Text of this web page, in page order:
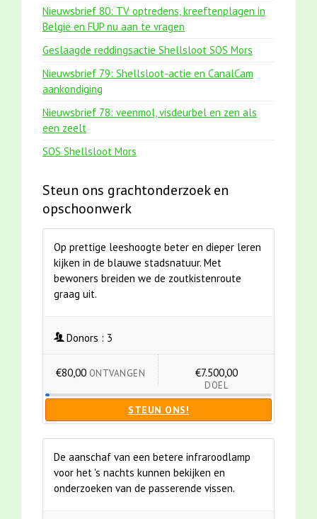
Nieuwsbrief 80: TV optredens, kreeftenplagen in
België en FUP nu aan te vragen
Geslaagde reddingsactie Shellsloot SOS Mors
Nieuwsbrief 79: Shellsloot-actie en CanalCam
aankondiging
Nieuwsbrief 78: veenmol, visdeurbel en zen als
een zeelt
SOS Shellsloot Mors
Steun ons grachtonderzoek en
opschoonwerk
Op prettige leeshoogte beter en dieper leren
kijken in de blauwe stadsnatuur. Met
bewoners breiden we de zoutkistenroute
graag uit.
Donors : 3
€80,00 ONTVANGEN €7.500,00
DOEL
STEUN ONS!
De aanschaf van een betere infraroodlamp
voor het 's nachts kunnen bekijken en
onderzoeken van de passerende vissen.